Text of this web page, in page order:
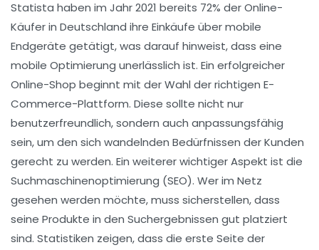
Statista haben im Jahr 2021 bereits 72% der Online-
Käufer in Deutschland ihre Einkäufe über mobile
Endgeräte getätigt, was darauf hinweist, dass eine
mobile Optimierung unerlässlich ist. Ein erfolgreicher
Online-Shop beginnt mit der Wahl der richtigen E-
Commerce-Plattform. Diese sollte nicht nur
benutzerfreundlich, sondern auch anpassungsfähig
sein, um den sich wandelnden Bedürfnissen der Kunden
gerecht zu werden. Ein weiterer wichtiger Aspekt ist die
Suchmaschinenoptimierung (SEO). Wer im Netz
gesehen werden möchte, muss sicherstellen, dass
seine Produkte in den Suchergebnissen gut platziert
sind. Statistiken zeigen, dass die erste Seite der